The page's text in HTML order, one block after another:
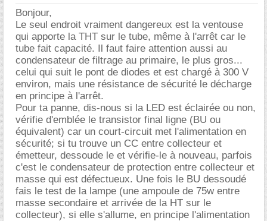
Bonjour,
Le seul endroit vraiment dangereux est la ventouse
qui apporte la THT sur le tube, même à l'arrêt car le
tube fait capacité. Il faut faire attention aussi au
condensateur de filtrage au primaire, le plus gros...
celui qui suit le pont de diodes et est chargé à 300 V
environ, mais une résistance de sécurité le décharge
en principe à l'arrêt.
Pour ta panne, dis-nous si la LED est éclairée ou non,
vérifie d'emblée le transistor final ligne (BU ou
équivalent) car un court-circuit met l'alimentation en
sécurité; si tu trouve un CC entre collecteur et
émetteur, dessoude le et vérifie-le à nouveau, parfois
c'est le condensateur de protection entre collecteur et
masse qui est défectueux. Une fois le BU dessoudé
fais le test de la lampe (une ampoule de 75w entre
masse secondaire et arrivée de la HT sur le
collecteur), si elle s'allume, en principe l'alimentation